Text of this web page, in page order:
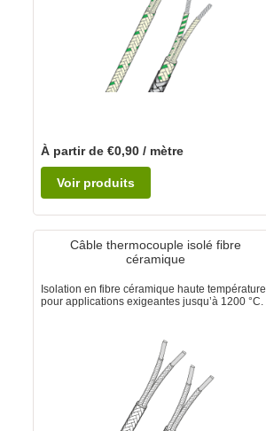
À partir de €0,90 / mètre
Voir produits
Câble thermocouple isolé fibre
céramique
Isolation en fibre céramique haute température
pour applications exigeantes jusqu’à 1200 °C.